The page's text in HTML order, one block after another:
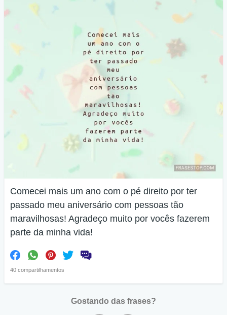
Comecei mais um ano com o pé direito por ter
passado meu aniversário com pessoas tão
maravilhosas! Agradeço muito por vocês fazerem
parte da minha vida!
40 compartilhamentos
Gostando das frases?